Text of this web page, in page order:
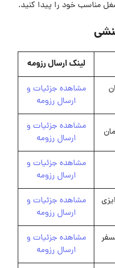
مناسب خود را پیدا کنید.
لینک ارسال رزومه
مشاهده جزئیات و
ارسال رزومه
مشاهده جزئیات و
ارسال رزومه
مشاهده جزئیات و
ارسال رزومه
مشاهده جزئیات و
ارسال رزومه
مشاهده جزئیات و
ارسال رزومه